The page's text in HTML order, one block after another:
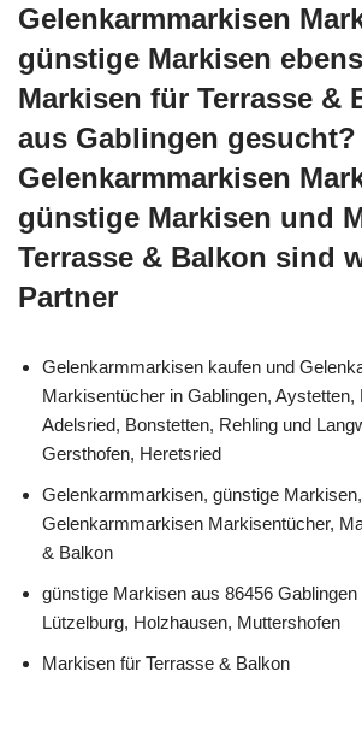
Gelenkarmmarkisen
günstige Markisen
Markisen für Terrasse &
aus Gablingen
Gelenkarmmarkisen
günstige Markisen und
Terrasse & Balkon sind
Partner
Gelenkarmmarkisen kaufen und
Markisentücher in Gablingen,
Adelsried, Bonstetten, Rehling und
Gersthofen, Heretsried
Gelenkarmmarkisen, günstige Markisen,
Gelenkarmmarkisen Markisentücher,
& Balkon
günstige Markisen aus 86456
Lützelburg, Holzhausen, Muttershofen
Markisen für Terrasse & Balkon